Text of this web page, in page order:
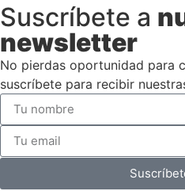
Suscríbete a
newsletter
No pierdas oportunidad para
suscríbete para recibir